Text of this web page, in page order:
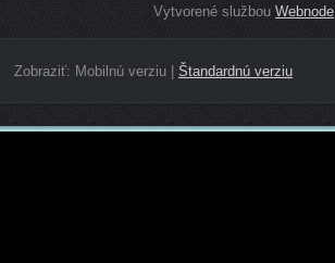
Vytvorené službouWebnode
Zobraziť: Mobilnú verziu| Štandardnú verziu